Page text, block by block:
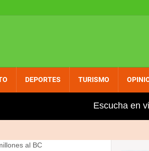
DEPORTES TURISMO
corre en Moca! Residentes de
Escucha en